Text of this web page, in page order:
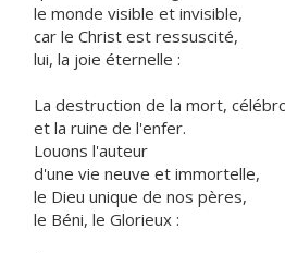
le monde visible et invisible,
car le Christ est ressuscité,
lui, la joie éternelle :
La destruction de la mort,
et la ruine de l'enfer.
Louons l'auteur
d'une vie neuve et immortelle,
le Dieu unique de nos pères,
le Béni, le Glorieux :